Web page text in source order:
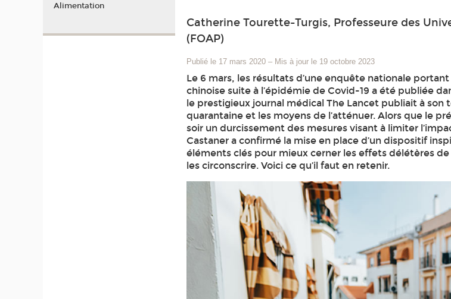
Catherine Tourette-Turgis, Professeure des
(FOAP)
Publié le 17 mars 2020 – Mis à jour le 19 octobre 2023
Le 6 mars, les résultats d’une enquête nationale
chinoise suite à l’épidémie de Covid-19 a été publiée
le prestigieux journal médical The Lancet publiait à
quarantaine et les moyens de l’atténuer. Alors que le
soir un durcissement des mesures visant à limiter
Castaner a confirmé la mise en place d’un dispositif
éléments clés pour mieux cerner les effets délétères
les circonscrire. Voici ce qu’il faut en retenir.
Alimentation